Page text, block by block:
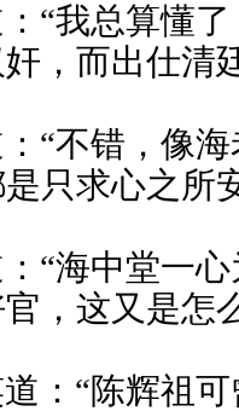
“我总算懂
，而出仕清
“不错，像
只求心之所
“海中堂一
，这又是怎
：“陈辉祖